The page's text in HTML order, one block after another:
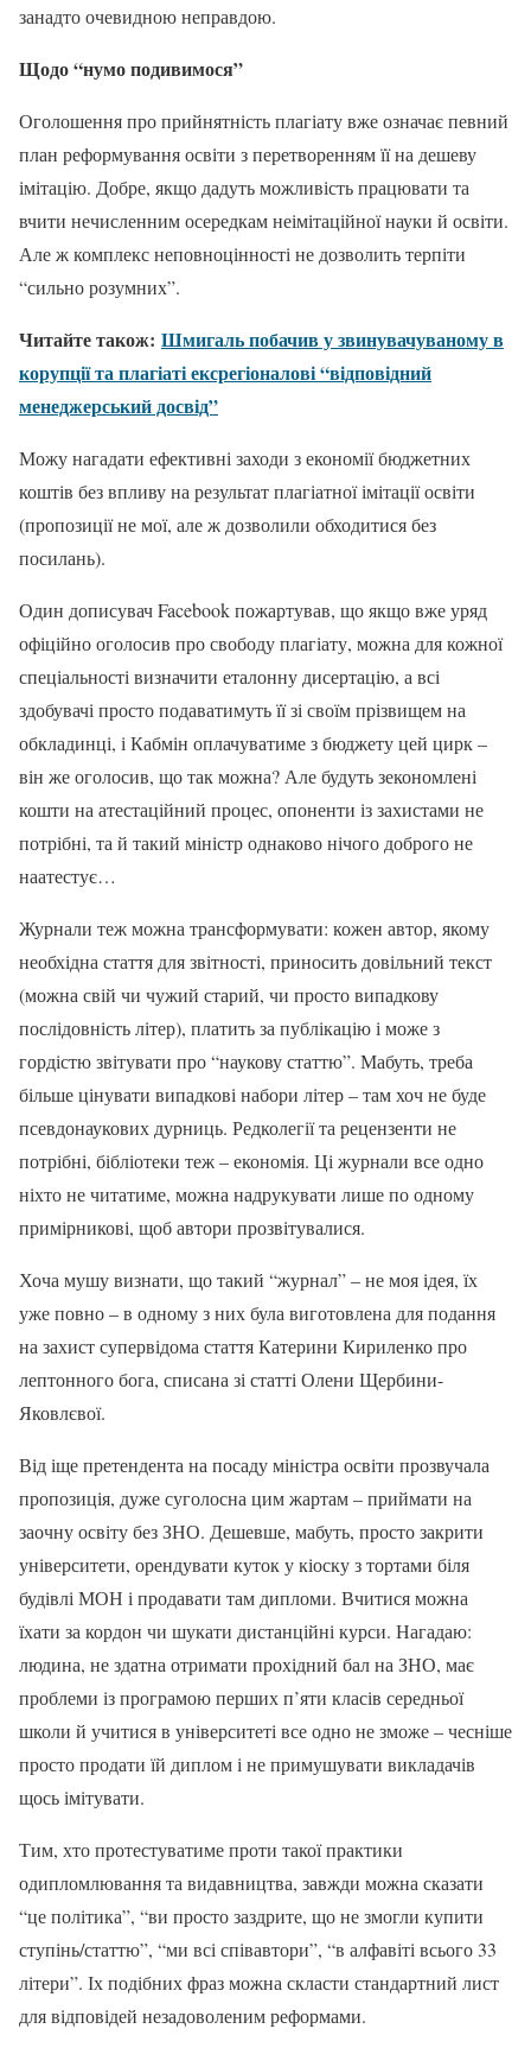
занадто очевидною неправдою.
Щодо “нумо подивимося”
Оголошення про прийнятність плагіату вже означає певний
план реформування освіти з перетворенням її на дешеву
імітацію. Добре, якщо дадуть можливість працювати та
вчити нечисленним осередкам неімітаційної науки й освіти.
Але ж комплекс неповноцінності не дозволить терпіти
“сильно розумних”.
Читайте також: Шмигаль побачив у звинувачуваному в
корупції та плагіаті ексрегіоналові “відповідний
менеджерський досвід”
Можу нагадати ефективні заходи з економії бюджетних
коштів без впливу на результат плагіатної імітації освіти
(пропозиції не мої, але ж дозволили обходитися без
посилань).
Один дописувач Facebook пожартував, що якщо вже уряд
офіційно оголосив про свободу плагіату, можна для кожної
спеціальності визначити еталонну дисертацію, а всі
здобувачі просто подаватимуть її зі своїм прізвищем на
обкладинці, і Кабмін оплачуватиме з бюджету цей цирк –
він же оголосив, що так можна? Але будуть зекономлені
кошти на атестаційний процес, опоненти із захистами не
потрібні, та й такий міністр однаково нічого доброго не
наатестує…
Журнали теж можна трансформувати: кожен автор, якому
необхідна стаття для звітності, приносить довільний текст
(можна свій чи чужий старий, чи просто випадкову
послідовність літер), платить за публікацію і може з
гордістю звітувати про “наукову статтю”. Мабуть, треба
більше цінувати випадкові набори літер – там хоч не буде
псевдонаукових дурниць. Редколегії та рецензенти не
потрібні, бібліотеки теж – економія. Ці журнали все одно
ніхто не читатиме, можна надрукувати лише по одному
примірникові, щоб автори прозвітувалися.
Хоча мушу визнати, що такий “журнал” – не моя ідея, їх
уже повно – в одному з них була виготовлена для подання
на захист супервідома стаття Катерини Кириленко про
лептонного бога, списана зі статті Олени Щербини-
Яковлєвої.
Від іще претендента на посаду міністра освіти прозвучала
пропозиція, дуже суголосна цим жартам – приймати на
заочну освіту без ЗНО. Дешевше, мабуть, просто закрити
університети, орендувати куток у кіоску з тортами біля
будівлі МОН і продавати там дипломи. Вчитися можна
їхати за кордон чи шукати дистанційні курси. Нагадаю:
людина, не здатна отримати прохідний бал на ЗНО, має
проблеми із програмою перших п’яти класів середньої
школи й учитися в університеті все одно не зможе – чесніше
просто продати їй диплом і не примушувати викладачів
щось імітувати.
Тим, хто протестуватиме проти такої практики
одипломлювання та видавництва, завжди можна сказати
“це політика”, “ви просто заздрите, що не змогли купити
ступінь/статтю”, “ми всі співавтори”, “в алфавіті всього 33
літери”. Іх подібних фраз можна скласти стандартний лист
для відповідей незадоволеним реформами.